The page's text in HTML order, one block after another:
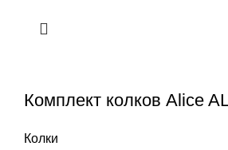
Комплект колков Alice
Колки